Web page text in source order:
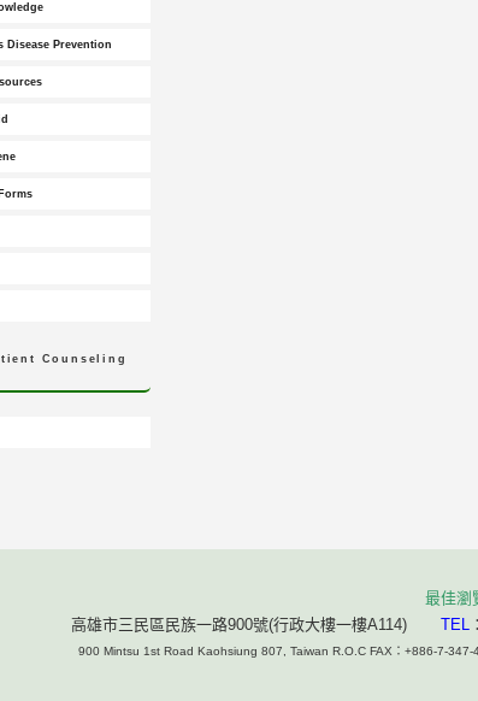
Disease Prevention
Counseling
最佳瀏
高雄市三民區民族一路900號(行政大樓一樓A114)
TEL
900 Mintsu 1st Road Kaohsiung 807, Taiwan R.O.C FAX：+886-7-